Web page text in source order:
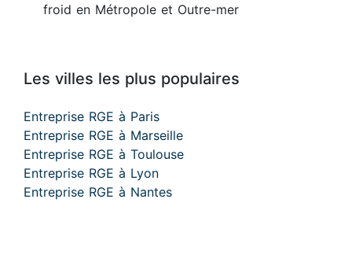
froid en Métropole et Outre-mer
Les villes les plus populaires
Entreprise RGE à Paris
Entreprise RGE à Marseille
Entreprise RGE à Toulouse
Entreprise RGE à Lyon
Entreprise RGE à Nantes